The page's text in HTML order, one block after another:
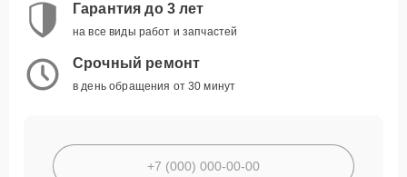
Гарантия до 3 лет
на все виды работ и запчастей
Срочный ремонт
в день обращения от 30 минут